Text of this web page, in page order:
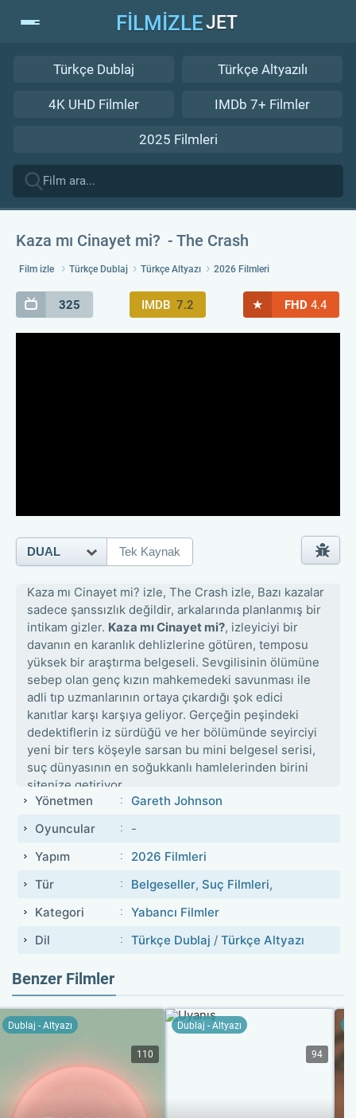
FİLMİZLEJET
Türkçe Dublaj Türkçe Altyazılı
4K UHD Filmler IMDb 7+ Filmler
2025 Filmleri
Kaza mı Cinayet mi? The Crash
Film izle Türkçe Dublaj Türkçe Altyazı 2026 Filmleri
325 IMDB 7.2 ★ FHD 4.4
Kaza mı Cinayet mi? izle, The Crash izle, Bazı kazalar
sadece şanssızlık değildir, arkalarında planlanmış bir
intikam gizler. Kaza mı Cinayet mi?, izleyiciyi bir
davanın en karanlık dehlizlerine götüren, temposu
yüksek bir araştırma belgeseli. Sevgilisinin ölümüne
sebep olan genç kızın mahkemedeki savunması ile
adli tıp uzmanlarının ortaya çıkardığı şok edici
kanıtlar karşı karşıya geliyor. Gerçeğin peşindeki
dedektiflerin iz sürdüğü ve her bölümünde seyirciyi
yeni bir ters köşeyle sarsan bu mini belgesel serisi,
suç dünyasının en soğukkanlı hamlelerinden birini
sitenize getiriyor.
Yönetmen
Gareth Johnson
Oyuncular
-
Yapım
2026 Filmleri
Tür
Belgeseller, Suç Filmleri,
Kategori
Yabancı Filmler
Dil
Türkçe Dublaj / Türkçe Altyazı
DUAL Tek Kaynak
Benzer Filmler
Dublaj - Altyazı
110
Dublaj - Altyazı
94